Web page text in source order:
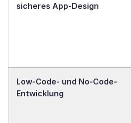
sicheres App-Design
Low-Code- und No-Code-
Entwicklung